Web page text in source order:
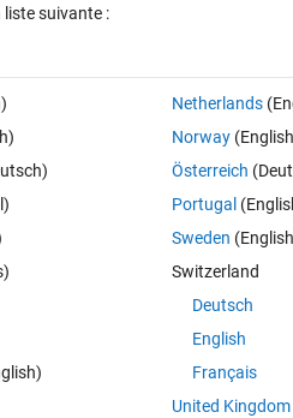
class.
now this error wont allow me to
suivante :
Netherlands
Norway
Österreich
Portugal
Sweden
Switzerland
Deutsch
English
Français
United Kingdom